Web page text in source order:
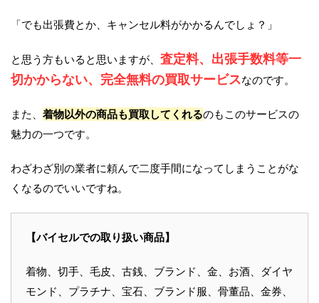
「でも出張費とか、キャンセル料がかかるんでしょ？」
と思う方もいると思いますが、 査定料、出張手数料等一
切かからない、完全無料の買取サービスなのです。
また、 着物以外の商品も買取してくれるのもこのサービスの
魅力の一つです。
わざわざ別の業者に頼んで二度手間になってしまうことがな
くなるのでいいですね。
【バイセルでの取り扱い商品】
着物、切手、毛皮、古銭、ブランド、金、お酒、ダイヤ
モンド、プラチナ、宝石、ブランド服、骨董品、金券、